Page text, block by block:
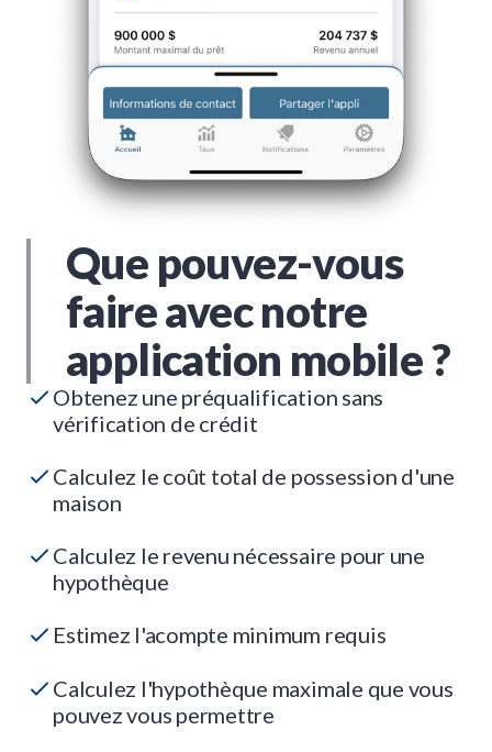
Que pouvez-vous
faire avec notre
application mobile ?
Obtenez une préqualification sans
vérification de crédit
Calculez le coût total de possession d'une
maison
Calculez le revenu nécessaire pour une
hypothèque
Estimez l'acompte minimum requis
Calculez l'hypothèque maximale que vous
pouvez vous permettre